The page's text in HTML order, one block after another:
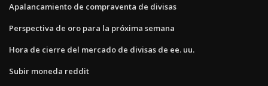
Apalancamiento de compraventa de divisas
Perspectiva de oro para la próxima semana
Hora de cierre del mercado de divisas de ee. uu.
Subir moneda reddit